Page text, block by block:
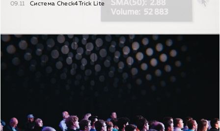
09.11 Система Check4Trick Lite